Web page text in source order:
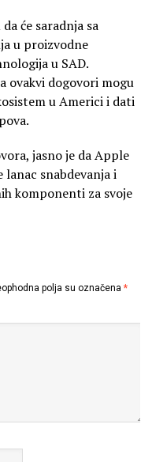
će saradnja sa
u proizvodne
u SAD.
ovakvi dogovori mogu
u Americi i dati
jasno je da Apple
snabdevanja i
komponenti za svoje
polja su označena *